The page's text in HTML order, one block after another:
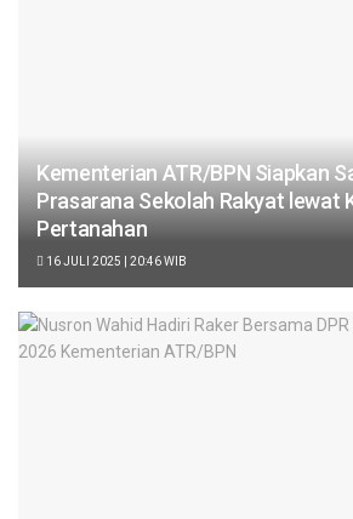
Kementerian ATR/BPN Siapkan
Prasarana Sekolah Rakyat lewat
Pertanahan
16 JULI 2025 | 20:46 WIB